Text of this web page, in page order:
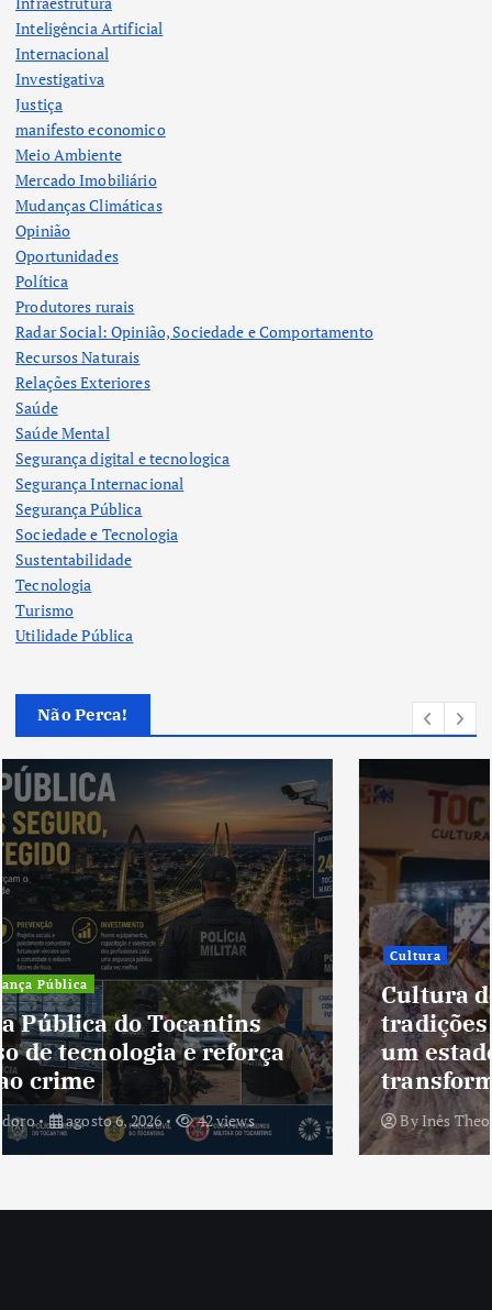
Inteligência Artificial
Internacional
Investigativa
Justiça
manifesto economico
Meio Ambiente
Mercado Imobiliário
Mudanças Climáticas
Opinião
Oportunidades
Política
Produtores rurais
Radar Social: Opinião, Sociedade e Comportamento
Recursos Naturais
Relações Exteriores
Saúde
Saúde Mental
Segurança digital e tecnologica
Segurança Internacional
Segurança Pública
Sociedade e Tecnologia
Sustentabilidade
Tecnologia
Turismo
Utilidade Pública
Não Perca!
Cultura
Cultura do Tocantins preserva
tradições e fortalece identidade de
um estado em constante
transformação
ByInês Theodoro agosto 5, 2026 40 views